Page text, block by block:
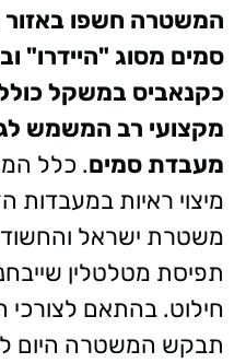
המשטרה חשפו באזור
סמים מסוג "היידרו"
מקצועי רב המשמש
מעבדת סמים. כלל
מיצוי ראיות במעבדות
משטרת ישראל
תפיסת מטלטלין
חילוט. בהתאם לצורכי
תבקש המשטרה היום